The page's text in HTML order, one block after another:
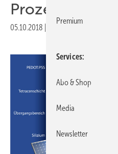
Prozent
05.10.2018
Premium
Services
Abo & Shop
Media
Newsletter